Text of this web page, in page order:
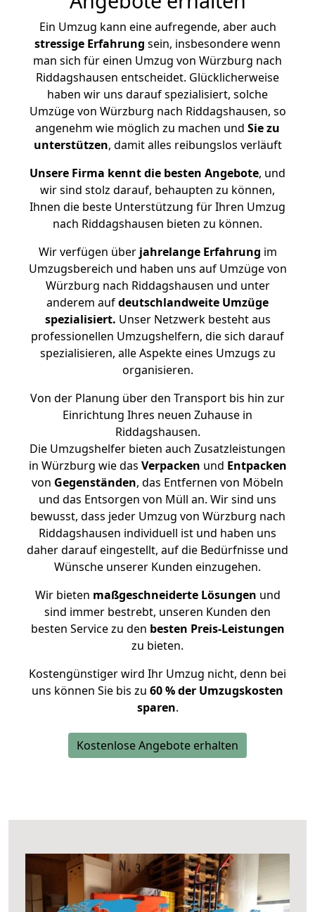
Ein Umzug kann eine aufregende, aber auch
stressige Erfahrung sein, insbesondere wenn
man sich für einen Umzug von Würzburg nach
Riddagshausen entscheidet. Glücklicherweise
haben wir uns darauf spezialisiert, solche
Umzüge von Würzburg nach Riddagshausen, so
angenehm wie möglich zu machen und Sie zu
unterstützen, damit alles reibungslos verläuft
Unsere Firma kennt die besten Angebote, und
wir sind stolz darauf, behaupten zu können,
Ihnen die beste Unterstützung für Ihren Umzug
nach Riddagshausen bieten zu können.
Wir verfügen überjahrelange Erfahrung im
Umzugsbereich und haben uns auf Umzüge von
Würzburg nach Riddagshausen und unter
anderem aufdeutschlandweite Umzüge
spezialisiert. Unser Netzwerk besteht aus
professionellen Umzugshelfern, die sich darauf
spezialisieren, alle Aspekte eines Umzugs zu
organisieren.
Von der Planung über den Transport bis hin zur
Einrichtung Ihres neuen Zuhause in
Riddagshausen.
Die Umzugshelfer bieten auch Zusatzleistungen
in Würzburg wie das Verpacken und Entpacken
von Gegenständen, das Entfernen von Möbeln
und das Entsorgen von Müll an. Wir sind uns
bewusst, dass jeder Umzug von Würzburg nach
Riddagshausen individuell ist und haben uns
daher darauf eingestellt, auf die Bedürfnisse und
Wünsche unserer Kunden einzugehen.
Wir bieten maßgeschneiderte Lösungen und
sind immer bestrebt, unseren Kunden den
besten Service zu den besten Preis-Leistungen
zu bieten.
Kostengünstiger wird Ihr Umzug nicht, denn bei
uns können Sie bis zu 60 % der Umzugskosten
sparen.
Kostenlose Angebote erhalten